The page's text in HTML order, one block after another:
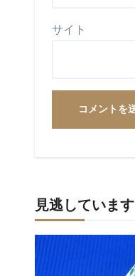
サイト
見逃しています